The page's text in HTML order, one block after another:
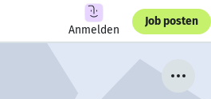
Anmelden
Job posten